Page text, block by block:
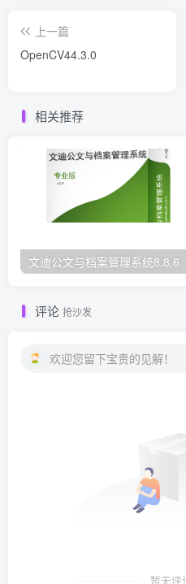
上一篇
OpenCV44.3.0
相关推荐
文迪公文与档案管理系统8.8.6
评论 抢沙发
欢迎您留下宝贵的见解！